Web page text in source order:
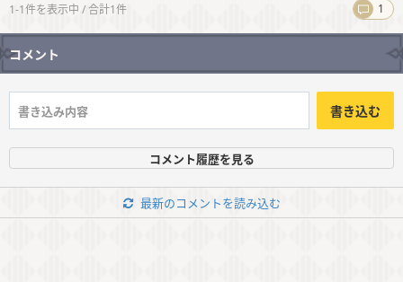
1-1件を表示中 / 合計1件 1
コメント
書き込む
コメント履歴を見る
最新のコメントを読み込む